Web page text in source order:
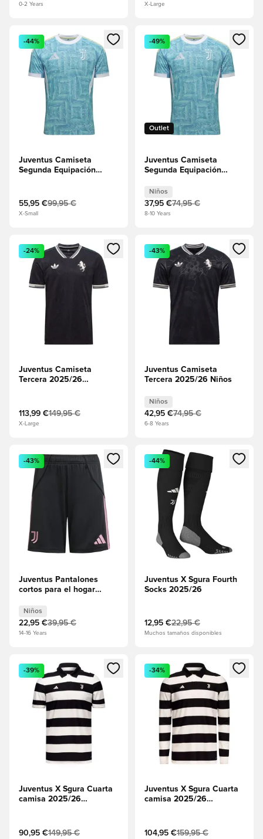
0-2 Years X-Large
Abre un modal para iniciar sesión o registrarse como
-44%
Juventus Camiseta
Segunda Equipación
55,95 €99,95 €
X-Small
Abre un modal para iniciar
Outlet
-49%
Juventus Camiseta
Segunda Equipación
Niños
37,95 €74,95 €
8-10 Years
Abre un modal para iniciar sesión o registrarse como
-24%
Juventus Camiseta
Tercera 2025/26
113,99 €149,95 €
X-Large
Abre un modal para iniciar
-43%
Juventus Camiseta
Tercera 2025/26 Niños
Niños
42,95 €74,95 €
6-8 Years
Abre un modal para iniciar sesión o registrarse como
-43%
Juventus Pantalones
cortos para el hogar
Niños
22,95 €39,95 €
14-16 Years
Abre un modal para iniciar
-44%
Juventus X Sgura Fourth
Socks 2025/26
12,95 €22,95 €
Muchos tamaños disponibles
Abre un modal para iniciar sesión o registrarse como
-39%
Juventus X Sgura Cuarta
camisa 2025/26
90,95 €149,95 €
Abre un modal para iniciar
-34%
Juventus X Sgura Cuarta
camisa 2025/26
104,95 €159,95 €